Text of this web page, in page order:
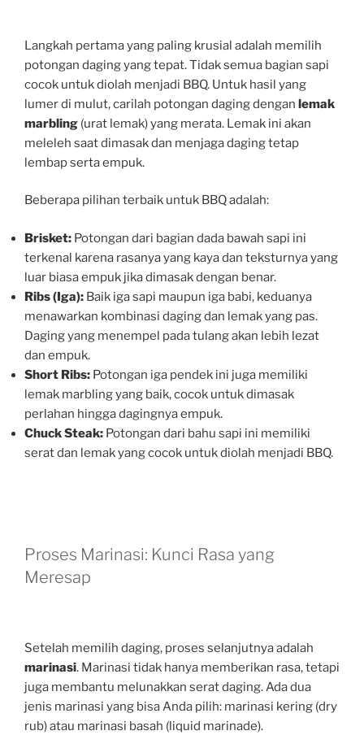
Langkah pertama yang paling krusial adalah memilih
potongan daging yang tepat. Tidak semua bagian sapi
cocok untuk diolah menjadi BBQ. Untuk hasil yang
lumer di mulut, carilah potongan daging dengan lemak
marbling (urat lemak) yang merata. Lemak ini akan
meleleh saat dimasak dan menjaga daging tetap
lembap serta empuk.
Beberapa pilihan terbaik untuk BBQ adalah:
Brisket: Potongan dari bagian dada bawah sapi ini
terkenal karena rasanya yang kaya dan teksturnya yang
luar biasa empuk jika dimasak dengan benar.
Ribs (Iga): Baik iga sapi maupun iga babi, keduanya
menawarkan kombinasi daging dan lemak yang pas.
Daging yang menempel pada tulang akan lebih lezat
dan empuk.
Short Ribs: Potongan iga pendek ini juga memiliki
lemak marbling yang baik, cocok untuk dimasak
perlahan hingga dagingnya empuk.
Chuck Steak: Potongan dari bahu sapi ini memiliki
serat dan lemak yang cocok untuk diolah menjadi BBQ.
Proses Marinasi: Kunci Rasa yang
Meresap
Setelah memilih daging, proses selanjutnya adalah
marinasi. Marinasi tidak hanya memberikan rasa, tetapi
juga membantu melunakkan serat daging. Ada dua
jenis marinasi yang bisa Anda pilih: marinasi kering (dry
rub) atau marinasi basah (liquid marinade).